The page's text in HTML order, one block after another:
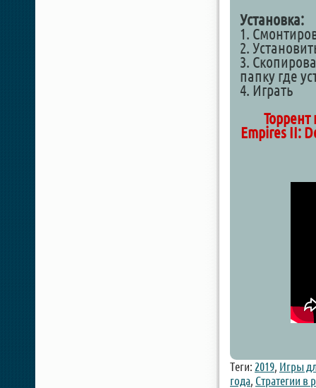
Установка:
1.
2.
3.
папку где
4. Играть
Empires II:
Теги: 2019, Игры
года, Стратегии в